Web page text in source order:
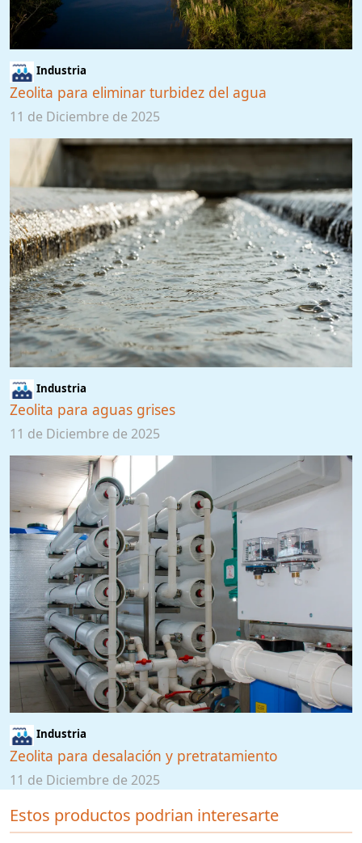
Industria
Zeolita para eliminar turbidez del agua
11 de Diciembre de 2025
Industria
Zeolita para aguas grises
11 de Diciembre de 2025
Industria
Zeolita para desalación y pretratamiento
11 de Diciembre de 2025
Estos productos podrian interesarte